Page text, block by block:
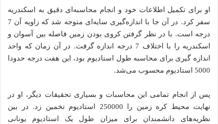
او برای تکمیل اطلاعات خود و انجام محاسبه‌ای دقیق به اسکندریه
سفر کرد. در آن جا با اندازه‌گیری سایه‌ای متوجه شد که زاویه آن 7
درجه است. با در نظر گرفتن کروی بودن زمین فاصله بین آسوان و
اسکندریه را با اختلاف 7 درجه اندازه گرفت. در آن زمان که واحد
اندازه گیری برای محاسبه طول استادیوم بود، این هفت درجه حدودا
5000 استادیوم محسوب می‌شد.
پس از انجام تمامی این محاسبات و بسیاری تحقیقات دیگر، او در
نهایت محیط کره زمین را 250000 استادیوم تخمین زد. در بین
نظریه‌های دانشمندان برای میزان طول یک استادیوم یونانی